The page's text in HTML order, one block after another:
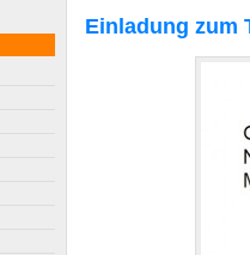
Einladung zum